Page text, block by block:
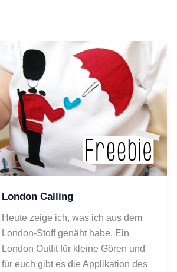
London Calling
Heute zeige ich, was ich aus dem
London-Stoff genäht habe. Ein
London Outfit für kleine Gören und
für euch gibt es die Applikation des